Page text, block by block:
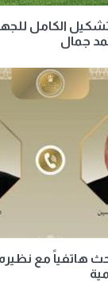
الكامل
جمال
هاتفياً مع